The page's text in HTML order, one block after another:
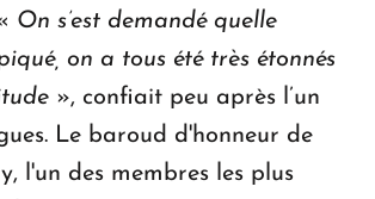
On s’est demandé quelle
on a tous été très étonnés
», confiait peu après l’un
Le baroud d'honneur de
l'un des membres les plus